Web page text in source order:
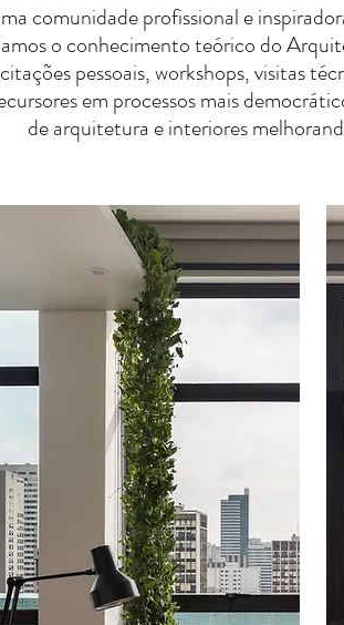
comunidade profissional e
o conhecimento teórico do
pessoais, workshops, visitas
em processos mais
de arquitetura e interiores